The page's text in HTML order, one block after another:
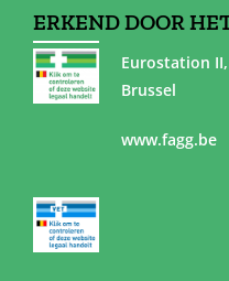
ERKEND DOOR
Eurostation
Brussel
www.fagg.be